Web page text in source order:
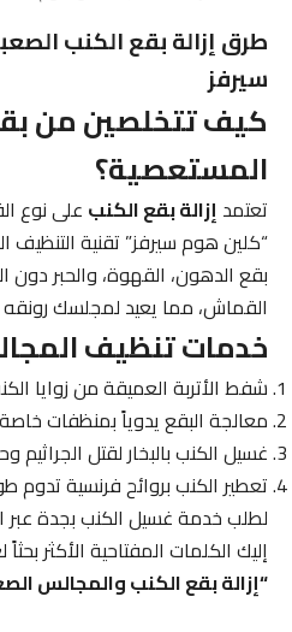
طرق إزالة بقع الكنب
سيرفز
كيف تتخلصين من
المستعصية؟
تعتمدإزالة بقع الكنبعلى نوع
“كلين هوم سيرفز” تقنية التنظيف
بقع الدهون، القهوة، والحبر دون
القماش، مما يعيد لمجلسك رونقه
خدمات تنظيف
شفط الأتربة العميقة من زوايا
معالجة البقع يدوياً بمنظفات خاصة
غسيل الكنب بالبخار لقتل الجراثيم
تعطير الكنب بروائح فرنسية تدوم
لطلب خدمة غسيل الكنب بجدة عبر
إليك الكلمات المفتاحية الأكثر بحثاً لعام 2026 المتعلقة
“إزالة بقع الكنب والمجالس